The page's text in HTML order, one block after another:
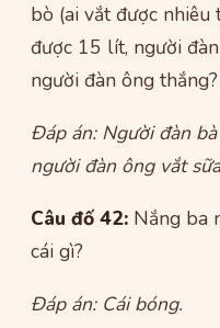
bò (ai vắt được
được 15 lít, người
người đàn ông thắng?
Đáp án: Người đàn
người đàn ông vắt
Câu đố 42: Nắng ba
cái gì?
Đáp án: Cái bóng.